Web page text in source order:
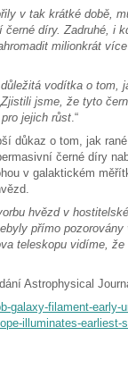
v tak krátké době,
díry. Zadruhé, i
milionkrát
vodítka o tom,
Zjistili jsme, že tyto
jejich růst.“
důkaz o tom, jak
černé díry
v galaktickém
hvězd v
přímo
teleskopu vidíme,
Astrophysical
galaxy-filament-early-
illuminates-